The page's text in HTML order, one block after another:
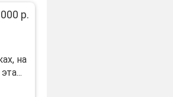
р.
на